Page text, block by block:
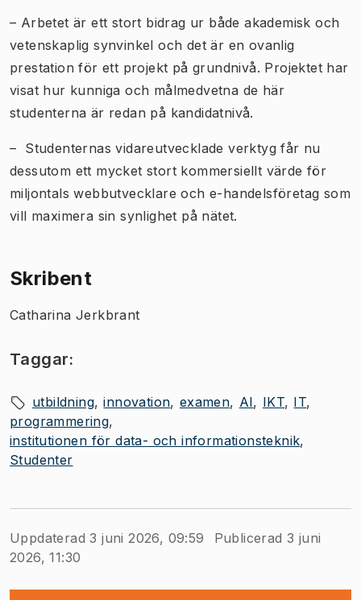
– Arbetet är ett stort bidrag ur både akademisk och
vetenskaplig synvinkel och det är en ovanlig
prestation för ett projekt på grundnivå. Projektet har
visat hur kunniga och målmedvetna de här
studenterna är redan på kandidatnivå.
– Studenternas vidareutvecklade verktyg får nu
dessutom ett mycket stort kommersiellt värde för
miljontals webbutvecklare och e-handelsföretag som
vill maximera sin synlighet på nätet.
Skribent
Catharina Jerkbrant
Taggar:
utbildning innovation examen AI IKT IT
programmering
institutionen för data- och informationsteknik
Studenter
Uppdaterad 3 juni 2026, 09:59
Publicerad 3 juni
2026, 11:30